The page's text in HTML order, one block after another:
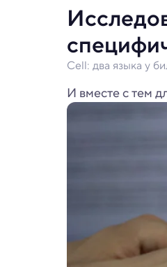
Cell: два языка у
И вместе с тем